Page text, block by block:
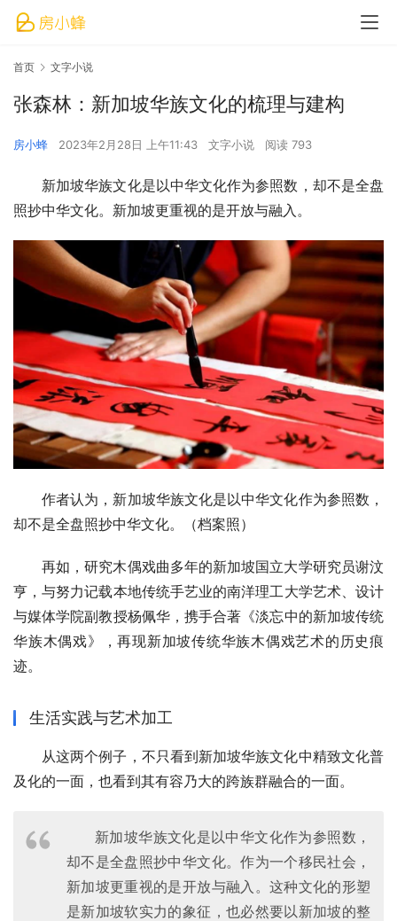
首页 文字小说
张森林：新加坡华族文化的梳理与建构
房小蜂 2023年2月28日 上午11:43 文字小说 阅读 793
新加坡华族文化是以中华文化作为参照数，却不是全盘
照抄中华文化。新加坡更重视的是开放与融入。
作者认为，新加坡华族文化是以中华文化作为参照数，
却不是全盘照抄中华文化。（档案照）
再如，研究木偶戏曲多年的新加坡国立大学研究员谢汶
亨，与努力记载本地传统手艺业的南洋理工大学艺术、设计
与媒体学院副教授杨佩华，携手合著《淡忘中的新加坡传统
华族木偶戏》，再现新加坡传统华族木偶戏艺术的历史痕
迹。
生活实践与艺术加工
从这两个例子，不只看到新加坡华族文化中精致文化普
及化的一面，也看到其有容乃大的跨族群融合的一面。
新加坡华族文化是以中华文化作为参照数，
却不是全盘照抄中华文化。作为一个移民社会，
新加坡更重视的是开放与融入。这种文化的形塑
是新加坡软实力的象征，也必然要以新加坡的整